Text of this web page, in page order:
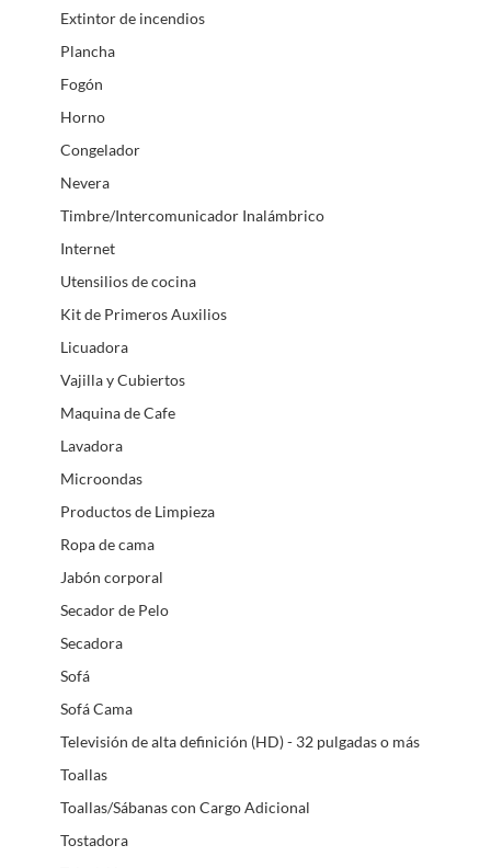
Extintor de incendios
Plancha
Fogón
Horno
Congelador
Nevera
Timbre/Intercomunicador Inalámbrico
Internet
Utensilios de cocina
Kit de Primeros Auxilios
Licuadora
Vajilla y Cubiertos
Maquina de Cafe
Lavadora
Microondas
Productos de Limpieza
Ropa de cama
Jabón corporal
Secador de Pelo
Secadora
Sofá
Sofá Cama
Televisión de alta definición (HD) - 32 pulgadas o más
Toallas
Toallas/Sábanas con Cargo Adicional
Tostadora